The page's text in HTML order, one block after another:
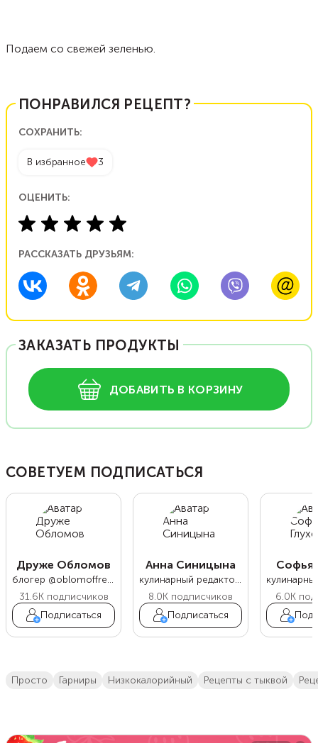
Подаем со свежей зеленью.
ПОНРАВИЛСЯ РЕЦЕПТ?
СОХРАНИТЬ:
В избранное 3
ОЦЕНИТЬ:
РАССКАЗАТЬ ДРУЗЬЯМ:
ЗАКАЗАТЬ ПРОДУКТЫ
ДОБАВИТЬ В КОРЗИНУ
СОВЕТУЕМ ПОДПИСАТЬСЯ
Друже Обломов
блогер @oblomoffrecipe
31.6Kподписчиков
Подписаться
Анна Синицына
кулинарный редактор Food.ru
8.0K подписчиков
Подписаться
Софья
6.0K
просто гарниры низкокалорийный рецепты с тыквой